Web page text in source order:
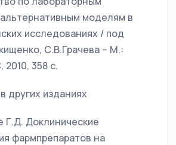
моделям в
исследованиях / под
С.В.Грачева – М.:
358 с.
других изданиях
Г.Д. Доклинические
фармпрепаратов на